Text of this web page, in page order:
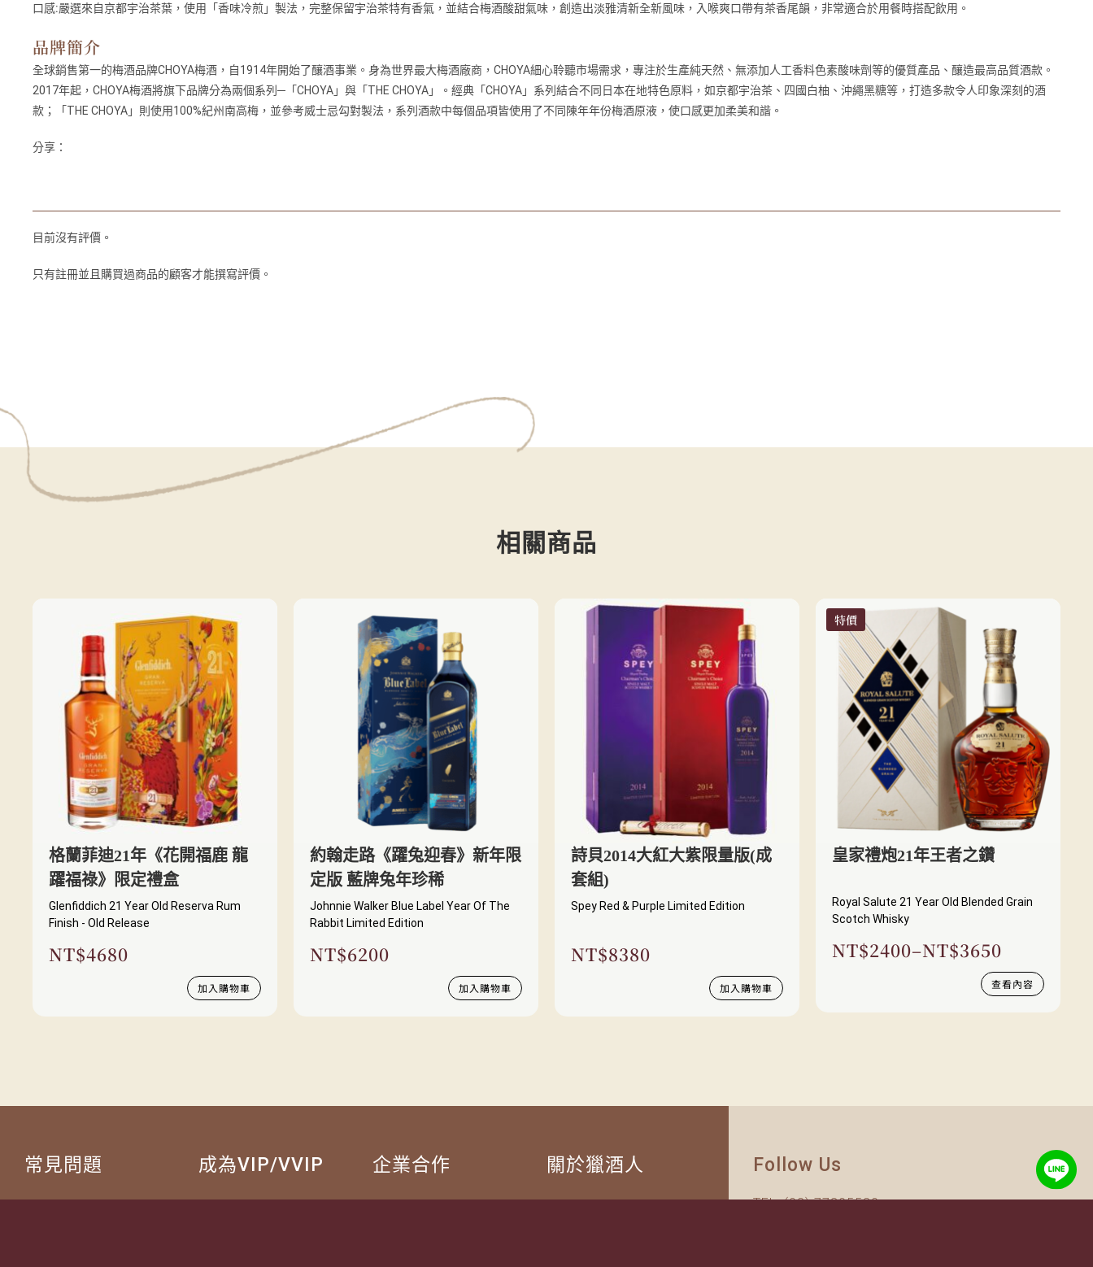
口感:嚴選來自京都宇治茶葉，使用「香味冷煎」製法，完整保留宇治茶特有香氣，並結合梅酒酸甜氣味，創造出淡雅清新全新風味，入喉爽口帶有茶香尾韻，非常適合於用餐時搭配飲用。
品牌簡介
全球銷售第一的梅酒品牌CHOYA梅酒，自1914年開始了釀酒事業。身為世界最大梅酒廠商，CHOYA細心聆聽市場需求，專注於生產純天然、無添加人工香料色素酸味劑等的優質產品、釀造最高品質酒款。
2017年起，CHOYA梅酒將旗下品牌分為兩個系列─「CHOYA」與「THE CHOYA」。經典「CHOYA」系列結合不同日本在地特色原料，如京都宇治茶、四國白柚、沖繩黑糖等，打造多款令人印象深刻的酒
款；「THE CHOYA」則使用100%紀州南高梅，並參考威士忌勾對製法，系列酒款中每個品項皆使用了不同陳年年份梅酒原液，使口感更加柔美和諧。
分享：
目前沒有評價。
只有註冊並且購買過商品的顧客才能撰寫評價。
相關商品
格蘭菲迪21年《花開福鹿 龍
躍福祿》限定禮盒
Glenfiddich 21 Year Old Reserva Rum
Finish - Old Release
NT$4680
加入購物車
約翰走路《躍兔迎春》新年限
定版 藍牌兔年珍稀
Johnnie Walker Blue Label Year Of The
Rabbit Limited Edition
NT$6200
加入購物車
詩貝2014大紅大紫限量版(成
套組)
Spey Red & Purple Limited Edition
NT$8380
加入購物車
特價
皇家禮炮21年王者之鑽
Royal Salute 21 Year Old Blended Grain
Scotch Whisky
NT$2400–NT$3650
查看內容
常見問題 成為VIP/VVIP 企業合作 關於獵酒人 Follow Us
TEL:(02) 77305530